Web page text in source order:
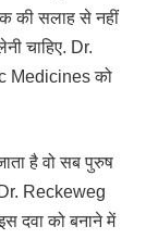
की सलाह से नहीं
चाहिए. Dr.
Medicines को
है वो सब पुरुष
Dr. Reckeweg
दवा को बनाने में